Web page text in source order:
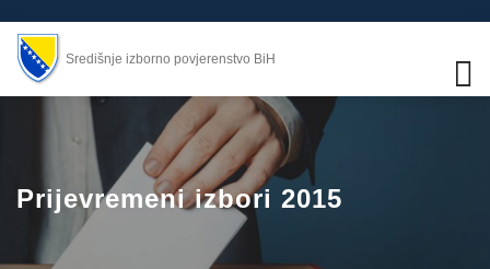
Središnje izborno povjerenstvo BiH
Prijevremeni izbori 2015